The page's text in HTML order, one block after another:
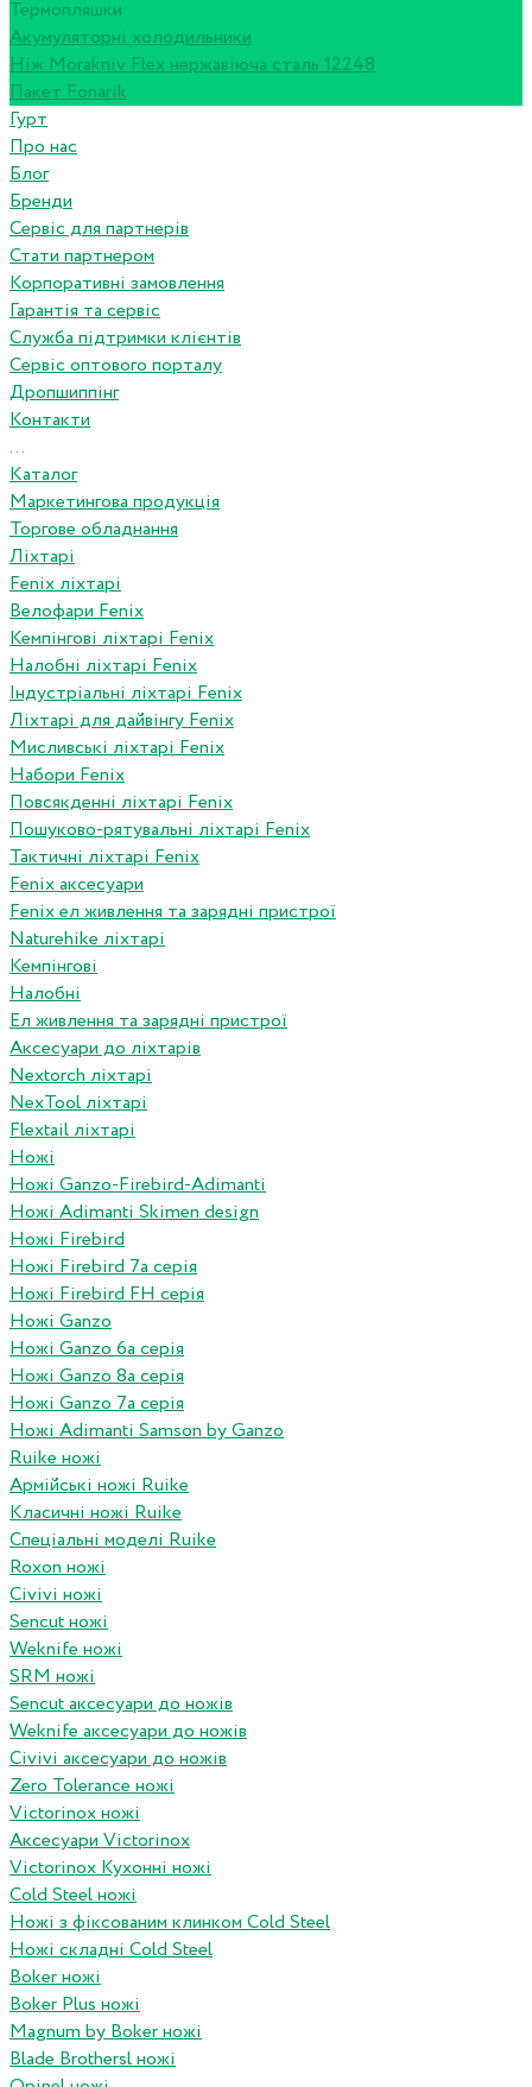
Термопляшки
Акумуляторні холодильники
Ніж Morakniv Flex нержавіюча сталь 12248
Пакет Fonarik
Гурт
Про нас
Блог
Бренди
Сервіс для партнерів
Стати партнером
Корпоративні замовлення
Гарантія та сервіс
Служба підтримки клієнтів
Сервіс оптового порталу
Дропшиппінг
Контакти
...
Каталог
Маркетингова продукція
Торгове обладнання
Ліхтарі
Fenix ліхтарі
Велофари Fenix
Кемпінгові ліхтарі Fenix
Налобні ліхтарі Fenix
Індустріальні ліхтарі Fenix
Ліхтарі для дайвінгу Fenix
Мисливські ліхтарі Fenix
Набори Fenix
Повсякденні ліхтарі Fenix
Пошуково-рятувальні ліхтарі Fenix
Тактичні ліхтарі Fenix
Fenix аксесуари
Fenix ел живлення та зарядні пристрої
Naturehike ліхтарі
Кемпінгові
Налобні
Ел живлення та зарядні пристрої
Аксесуари до ліхтарів
Nextorch ліхтарі
NexTool ліхтарі
Flextail ліхтарі
Ножі
Ножі Ganzo-Firebird-Adimanti
Ножі Adimanti Skimen design
Ножі Firebird
Ножі Firebird 7а серія
Ножі Firebird FH серія
Ножі Ganzo
Ножі Ganzo 6а серія
Ножі Ganzo 8а серія
Ножі Ganzo 7а серія
Ножі Adimanti Samson by Ganzo
Ruike ножі
Армійські ножі Ruike
Класичні ножі Ruike
Спеціальні моделі Ruike
Roxon ножi
Civivi ножі
Sencut ножі
Weknife ножі
SRM ножі
Sencut аксесуари до ножів
Weknife аксесуари до ножів
Civivi аксесуари до ножів
Zero Tolerance ножі
Victorinox ножі
Аксесуари Victorinox
Victorinox Кухонні ножі
Cold Steel ножі
Ножі з фіксованим клинком Cold Steel
Ножі складні Cold Steel
Boker ножі
Boker Plus ножі
Magnum by Boker ножі
Blade Brothersl ножі